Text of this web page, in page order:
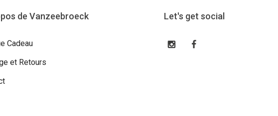
de Vanzeebroeck
Cadeau
et Retours
Let's get social